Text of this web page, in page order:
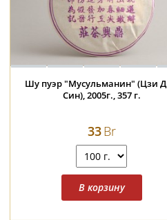
Шу пуэр "Мусульманин" (Цзи
Син), 2005г., 357 г.
33Br